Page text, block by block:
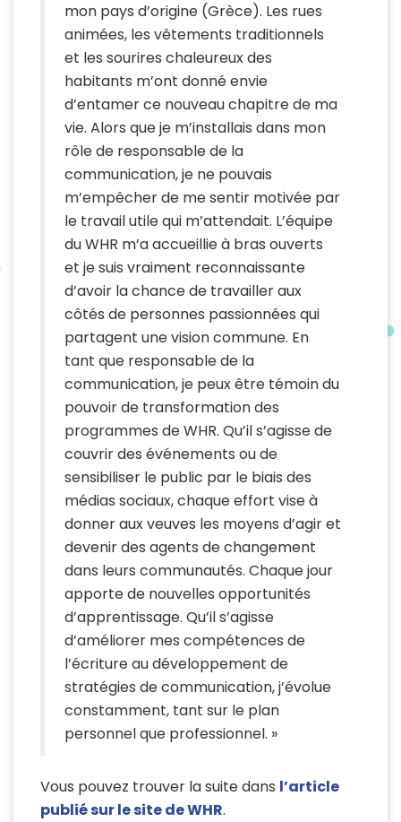
mon pays d’origine (Grèce). Les rues
animées, les vêtements traditionnels
et les sourires chaleureux des
habitants m’ont donné envie
d’entamer ce nouveau chapitre de ma
vie. Alors que je m’installais dans mon
rôle de responsable de la
communication, je ne pouvais
m’empêcher de me sentir motivée par
le travail utile qui m’attendait. L’équipe
du WHR m’a accueillie à bras ouverts
et je suis vraiment reconnaissante
d’avoir la chance de travailler aux
côtés de personnes passionnées qui
partagent une vision commune. En
tant que responsable de la
communication, je peux être témoin du
pouvoir de transformation des
programmes de WHR. Qu’il s’agisse de
couvrir des événements ou de
sensibiliser le public par le biais des
médias sociaux, chaque effort vise à
donner aux veuves les moyens d’agir et
devenir des agents de changement
dans leurs communautés. Chaque jour
apporte de nouvelles opportunités
d’apprentissage. Qu’il s’agisse
d’améliorer mes compétences de
l’écriture au développement de
stratégies de communication, j’évolue
constamment, tant sur le plan
personnel que professionnel. »
Vous pouvez trouver la suite dans l’article
publié sur le site de WHR.